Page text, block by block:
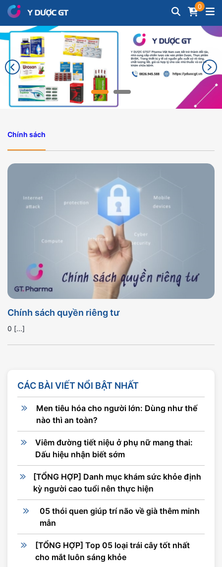
0
Chính sách
Chính sách quyền riêng tư
0 [...]
CÁC BÀI VIẾT NỔI BẬT NHẤT
Men tiêu hóa cho người lớn: Dùng như thế
nào thì an toàn?
Viêm đường tiết niệu ở phụ nữ mang thai:
Dấu hiệu nhận biết sớm
[TỔNG HỢP] Danh mục khám sức khỏe định
kỳ người cao tuổi nên thực hiện
05 thói quen giúp trí não về già thêm minh
mẫn
[TỔNG HỢP] Top 05 loại trái cây tốt nhất
cho mắt luôn sáng khỏe